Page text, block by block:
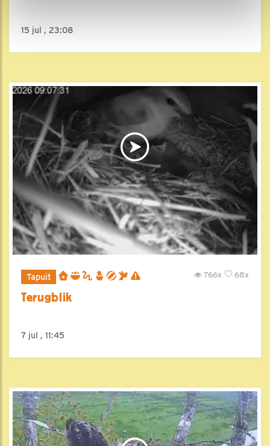
15 jul , 23:08
Tapuit 68x
766x
Terugblik
7 jul , 11:45